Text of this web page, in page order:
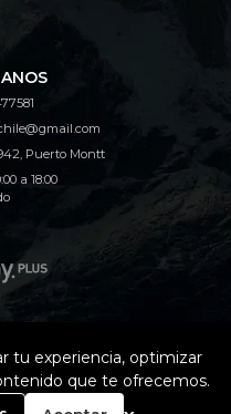
Puerto Montt
a 18:00
Online © 2026
vendo conBsale
tu experiencia, optimizar
que te ofrecemos.